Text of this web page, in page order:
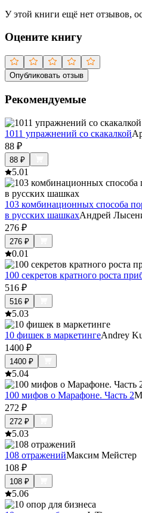
У этой книги ещё нет отзывов,
Оцените книгу
Опубликовать отзыв
Рекомендуемые
1011 упражнений со скакалкой
88 ₽
88 ₽
5.01
103 комбинационных способа
в русских шашкахАндрей
276 ₽
276 ₽
0.01
100 секретов кратного роста
516 ₽
516 ₽
5.03
10 фишек в маркетингеAndrey
1400 ₽
1400 ₽
5.04
100 мифов о Марафоне. Часть 2
272 ₽
272 ₽
5.03
108 отраженийМаксим Мейстер
108 ₽
108 ₽
5.06